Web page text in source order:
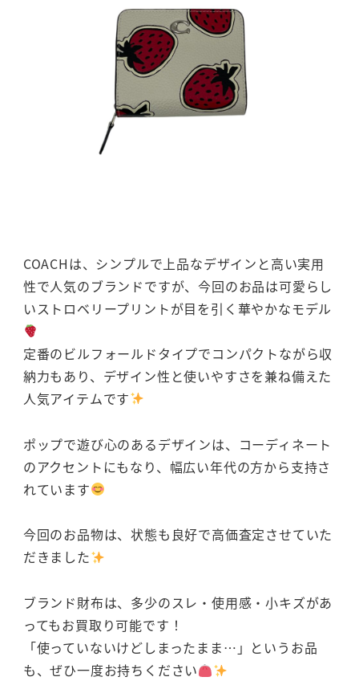
COACHは、シンプルで上品なデザインと高い実用
性で人気のブランドですが、今回のお品は可愛らし
いストロベリープリントが目を引く華やかなモデル
定番のビルフォールドタイプでコンパクトながら収
納力もあり、デザイン性と使いやすさを兼ね備えた
人気アイテムです
ポップで遊び心のあるデザインは、コーディネート
のアクセントにもなり、幅広い年代の方から支持さ
れています
今回のお品物は、状態も良好で高価査定させていた
だきました
ブランド財布は、多少のスレ・使用感・小キズがあ
ってもお買取り可能です！
「使っていないけどしまったまま…」というお品
も、ぜひ一度お持ちください